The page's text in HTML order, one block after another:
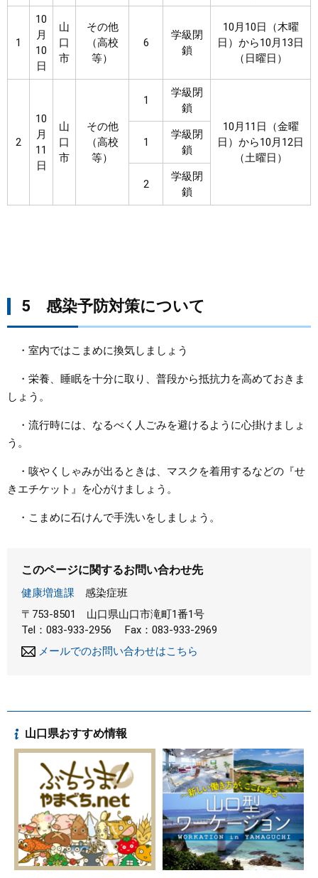
1
10
月
10
日
山
口
市
その他
（高校
等）
6
学級閉
鎖
10月10日（木曜
日）から10月13日
（日曜日）
2
10
月
11
日
山
口
市
その他
（高校
等）
1
学級閉
鎖
10月11日（金曜
日）から10月12日
（土曜日）
1
学級閉
鎖
2
学級閉
鎖
5 感染予防対策について
・室内ではこまめに換気しましょう
・栄養、睡眠を十分に取り、普段から抵抗力を高めておきま
しょう。
・流行時には、なるべく人ごみを避けるように心掛けましょ
う。
・咳やくしゃみが出るときは、マスクを着用するなどの『せ
きエチケット』を心がけましょう。
・こまめに石けんで手洗いをしましょう。
このページに関するお問い合わせ先
健康増進課
感染症班
〒753-8501
山口県山口市滝町1番1号
Tel：083-933-2956
Fax：083-933-2969
メールでのお問い合わせはこちら
山口県おすすめ情報